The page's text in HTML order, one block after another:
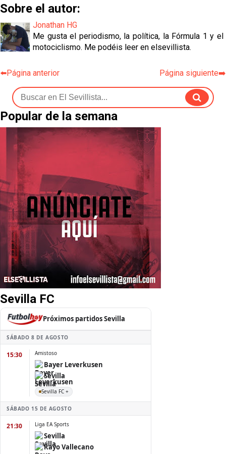
Sobre el autor:
Jonathan HG
Me gusta el periodismo, la política, la Fórmula 1 y el
motociclismo. Me podéis leer en elsevillista.
⬅️Página anterior Página siguiente➡️
Popular de la semana
Sevilla FC